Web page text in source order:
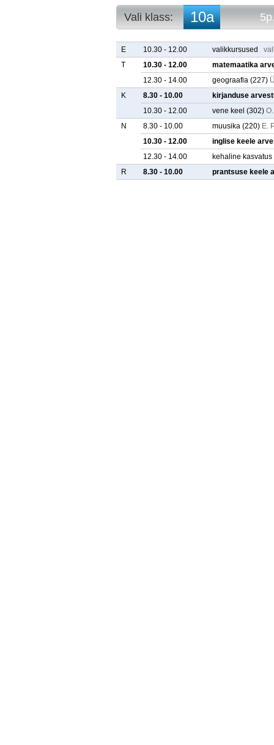
Vali klass: 10a
10c
11b
11c
5p. tunniplaan
E 10.30 - 12.00 valikkursused
T
10.30 - 12.00
matemaatika
12.30 - 14.00
geograafia (227)
K
8.30 - 10.00
kirjanduse
10.30 - 12.00
vene keel (302)
N
8.30 - 10.00 muusika (220) E.
10.30 - 12.00
inglise keele
12.30 - 14.00
kehaline kasvatus
R
8.30 - 10.00 prantsuse keele